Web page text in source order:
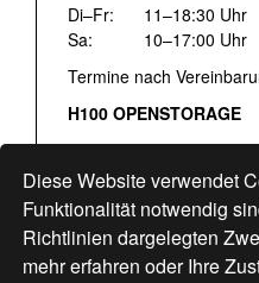
Diese Website verwendet
Funktionalität notwendig
Richtlinien dargelegten
mehr erfahren oder Ihre
Di–Fr:
11–18:30 Uhr
Sa:
10–17:00 Uhr
Termine nach
H100 OPENSTORAGE
Fr:
16:00–18:30 Uhr
Sa: 12:00–17:00 Uhr
Hohlstrasse 122
www.bogen33.ch